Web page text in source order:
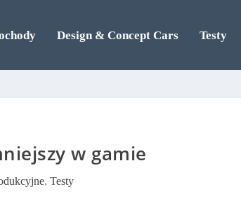
Design & Concept Cars Testy
w gamie
, Testy